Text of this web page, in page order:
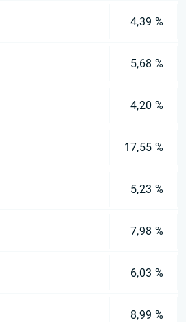
4,39 %
5,68 %
4,20 %
17,55 %
5,23 %
7,98 %
6,03 %
8,99 %